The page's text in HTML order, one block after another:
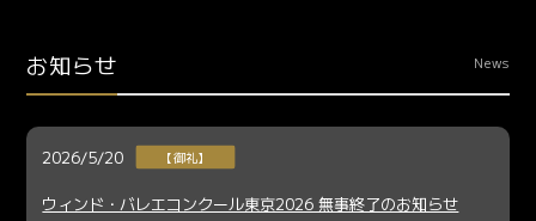
お知らせ News
2026/5/20 【御礼】
ウィンド・バレエコンクール東京2026 無事終了のお知らせ